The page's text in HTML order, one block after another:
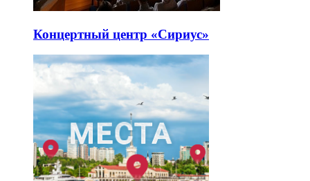
Концертный центр «Сириус»